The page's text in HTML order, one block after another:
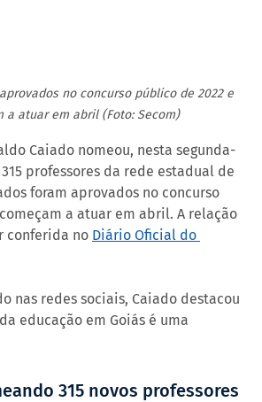
no concurso público de 2022 e
a atuar em abril (Foto: Secom)
Caiado nomeou, nesta segunda-
professores da rede estadual de
foram aprovados no concurso
a atuar em abril. A relação
conferida no Diário Oficial do
nas redes sociais, Caiado destacou
educação em Goiás é uma
315 novos professores